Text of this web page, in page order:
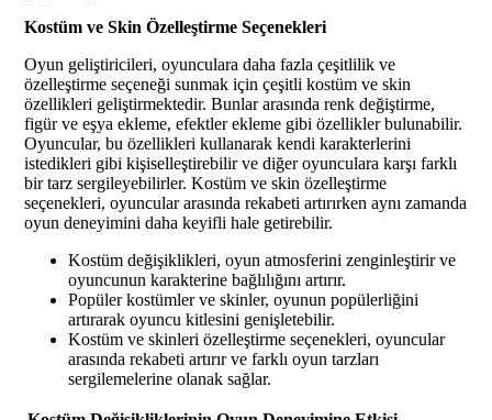
Kostüm ve Skin Özelleştirme Seçenekleri
Oyun geliştiricileri, oyunculara daha fazla çeşitlilik ve
özelleştirme seçeneği sunmak için çeşitli kostüm ve skin
özellikleri geliştirmektedir. Bunlar arasında renk değiştirme,
figür ve eşya ekleme, efektler ekleme gibi özellikler bulunabilir.
Oyuncular, bu özellikleri kullanarak kendi karakterlerini
istedikleri gibi kişiselleştirebilir ve diğer oyunculara karşı farklı
bir tarz sergileyebilirler. Kostüm ve skin özelleştirme
seçenekleri, oyuncular arasında rekabeti artırırken aynı zamanda
oyun deneyimini daha keyifli hale getirebilir.
Kostüm değişiklikleri, oyun atmosferini zenginleştirir ve
oyuncunun karakterine bağlılığını artırır.
Popüler kostümler ve skinler, oyunun popülerliğini
artırarak oyuncu kitlesini genişletebilir.
Kostüm ve skinleri özelleştirme seçenekleri, oyuncular
arasında rekabeti artırır ve farklı oyun tarzları
sergilemelerine olanak sağlar.